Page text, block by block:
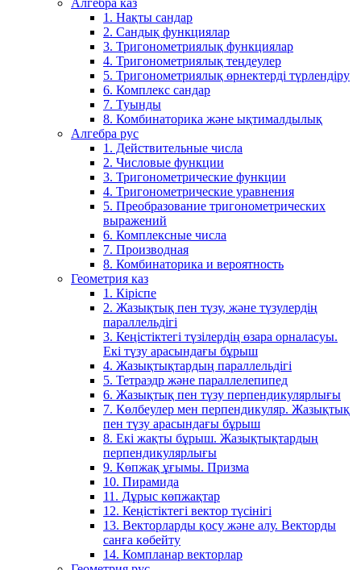
1. Нақты сандар
2. Сандық функциялар
3. Тригонометриялық функциялар
4. Тригонометриялық теңдеулер
5. Тригонометриялық өрнектерді түрлендіру
6. Комплекс сандар
7. Туынды
8. Комбинаторика және ықтималдылық
Алгебра рус
1. Действительные числа
2. Числовые функции
3. Тригонометрические функции
4. Тригонометрические уравнения
5. Преобразование тригонометрических
выражений
6. Комплексные числа
7. Производная
8. Комбинаторика и вероятность
Геометрия каз
1. Кіріспе
2. Жазықтық пен түзу, және түзулердің
параллельдігі
3. Кеңістіктегі түзілердің өзара орналасуы.
Екі түзу арасындағы бұрыш
4. Жазықтықтардың параллельдігі
5. Тетраэдр және параллелепипед
6. Жазықтық пен түзу перпендикулярлығы
7. Көлбеулер мен перпендикуляр. Жазықтық
пен түзу арасындағы бұрыш
8. Екі жақты бұрыш. Жазықтықтардың
перпендикулярлығы
9. Көпжақ ұғымы. Призма
10. Пирамида
11. Дұрыс көпжақтар
12. Кеңістіктегі вектор түсінігі
13. Векторларды қосу және алу. Векторды
санға көбейту
14. Компланар векторлар